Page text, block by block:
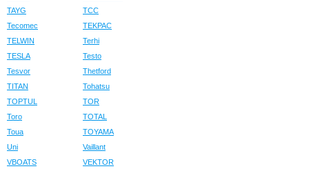
TAYG
TCC
Tecomec
TEKPAC
TELWIN
Terhi
TESLA
Testo
Tesvor
Thetford
TITAN
Tohatsu
TOPTUL
TOR
Toro
TOTAL
Toua
TOYAMA
Uni
Vaillant
VBOATS
VEKTOR